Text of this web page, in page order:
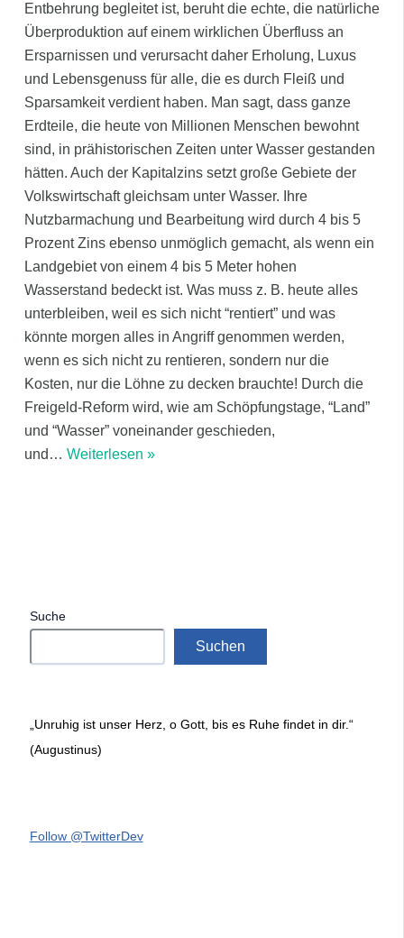
Entbehrung begleitet ist, beruht die echte, die natürliche
Überproduktion auf einem wirklichen Überfluss an
Ersparnissen und verursacht daher Erholung, Luxus
und Lebensgenuss für alle, die es durch Fleiß und
Sparsamkeit verdient haben. Man sagt, dass ganze
Erdteile, die heute von Millionen Menschen bewohnt
sind, in prähistorischen Zeiten unter Wasser gestanden
hätten. Auch der Kapitalzins setzt große Gebiete der
Volkswirtschaft gleichsam unter Wasser. Ihre
Nutzbarmachung und Bearbeitung wird durch 4 bis 5
Prozent Zins ebenso unmöglich gemacht, als wenn ein
Landgebiet von einem 4 bis 5 Meter hohen
Wasserstand bedeckt ist. Was muss z. B. heute alles
unterbleiben, weil es sich nicht “rentiert” und was
könnte morgen alles in Angriff genommen werden,
wenn es sich nicht zu rentieren, sondern nur die
Kosten, nur die Löhne zu decken brauchte! Durch die
Freigeld-Reform wird, wie am Schöpfungstage, “Land”
und “Wasser” voneinander geschieden,
und … Weiterlesen »
Suche
Suchen
„Unruhig ist unser Herz, o Gott, bis es Ruhe findet in dir.“
(Augustinus)
Follow @TwitterDev